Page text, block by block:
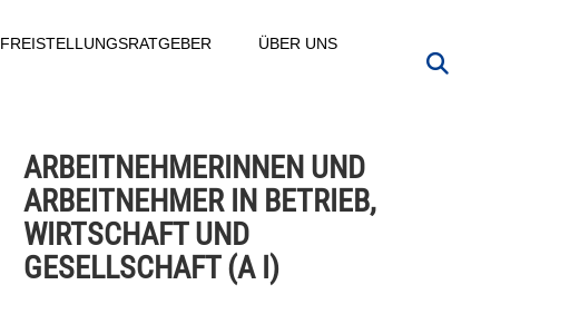
FREISTELLUNGSRATGEBER ÜBER UNS
ARBEITNEHMERINNEN UND
ARBEITNEHMER IN BETRIEB,
WIRTSCHAFT UND
GESELLSCHAFT (A I)